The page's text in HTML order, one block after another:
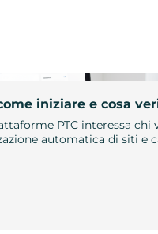
iniziare e cosa
PTC interessa chi
automatica di siti e